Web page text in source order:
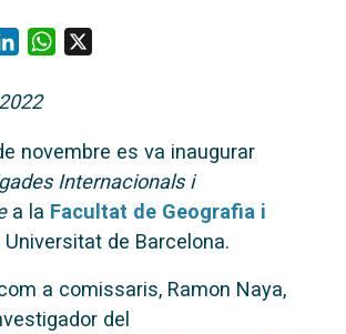
LinkedInWhatsApp
novembre es va inaugurar
Internacionals i
a la Facultat de Geografia i
Universitat de Barcelona.
a comissaris, Ramon Naya,
del